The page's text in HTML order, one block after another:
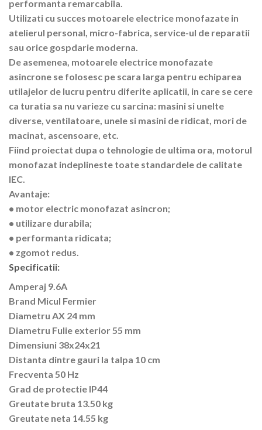
performanta remarcabila.
Utilizati cu succes motoarele electrice monofazate in
atelierul personal, micro-fabrica, service-ul de reparatii
sau orice gospdarie moderna.
De asemenea, motoarele electrice monofazate
asincrone se folosesc pe scara larga pentru echiparea
utilajelor de lucru pentru diferite aplicatii, in care se cere
ca turatia sa nu varieze cu sarcina: masini si unelte
diverse, ventilatoare, unele si masini de ridicat, mori de
macinat, ascensoare, etc.
Fiind proiectat dupa o tehnologie de ultima ora, motorul
monofazat indeplineste toate standardele de calitate
IEC.
Avantaje:
• motor electric monofazat asincron;
• utilizare durabila;
• performanta ridicata;
• zgomot redus.
Specificatii:
Amperaj 9.6A
Brand Micul Fermier
Diametru AX 24 mm
Diametru Fulie exterior 55 mm
Dimensiuni 38x24x21
Distanta dintre gauri la talpa 10 cm
Frecventa 50 Hz
Grad de protectie IP44
Greutate bruta 13.50 kg
Greutate neta 14.55 kg